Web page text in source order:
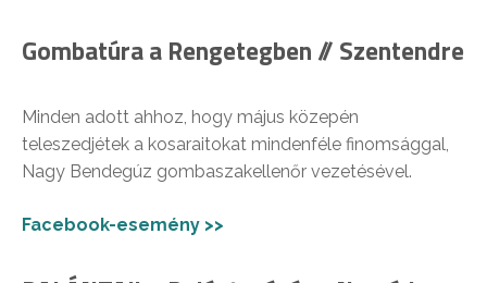
Gombatúra a Rengetegben // Szentendre
Minden adott ahhoz, hogy május közepén
teleszedjétek a kosaraitokat mindenféle finomsággal,
Nagy Bendegúz gombaszakellenőr vezetésével.
Facebook-esemény >>